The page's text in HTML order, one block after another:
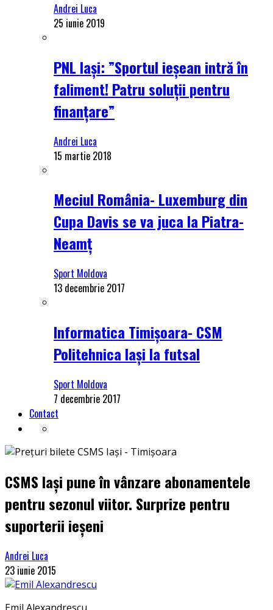
Andrei Luca
25 iunie 2019
PNL Iași: ”Sportul ieșean intră în
faliment! Patru soluții pentru
finanțare”
Andrei Luca
15 martie 2018
Meciul România- Luxemburg din
Cupa Davis se va juca la Piatra-
Neamț
Sport Moldova
13 decembrie 2017
Informatica Timișoara- CSM
Politehnica Iași la futsal
Sport Moldova
7 decembrie 2017
Contact
CSMS Iași pune în vânzare abonamentele
pentru sezonul viitor. Surprize pentru
suporterii ieșeni
Andrei Luca
23 iunie 2015